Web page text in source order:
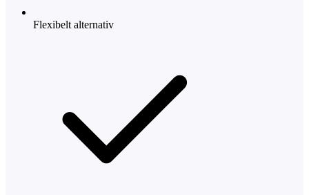
Flexibelt alternativ